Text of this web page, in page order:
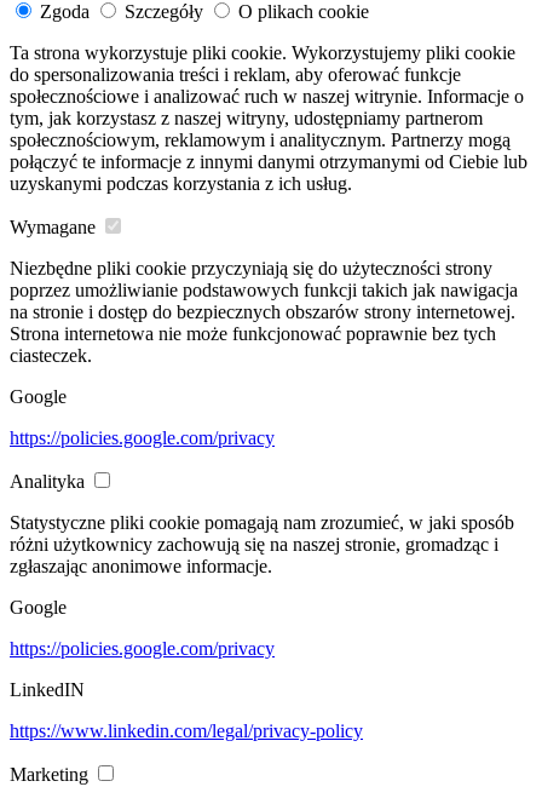
Zgoda Szczegóły
O plikach cookie
Ta strona wykorzystuje pliki cookie. Wykorzystujemy pliki cookie
do spersonalizowania treści i reklam, aby oferować funkcje
społecznościowe i analizować ruch w naszej witrynie. Informacje o
tym, jak korzystasz z naszej witryny, udostępniamy partnerom
społecznościowym, reklamowym i analitycznym. Partnerzy mogą
połączyć te informacje z innymi danymi otrzymanymi od Ciebie lub
uzyskanymi podczas korzystania z ich usług.
Wymagane
Niezbędne pliki cookie przyczyniają się do użyteczności strony
poprzez umożliwianie podstawowych funkcji takich jak nawigacja
na stronie i dostęp do bezpiecznych obszarów strony internetowej.
Strona internetowa nie może funkcjonować poprawnie bez tych
ciasteczek.
Google
https://policies.google.com/privacy
Analityka
Statystyczne pliki cookie pomagają nam zrozumieć, w jaki sposób
różni użytkownicy zachowują się na naszej stronie, gromadząc i
zgłaszając anonimowe informacje.
Google
https://policies.google.com/privacy
LinkedIN
https://www.linkedin.com/legal/privacy-policy
Marketing